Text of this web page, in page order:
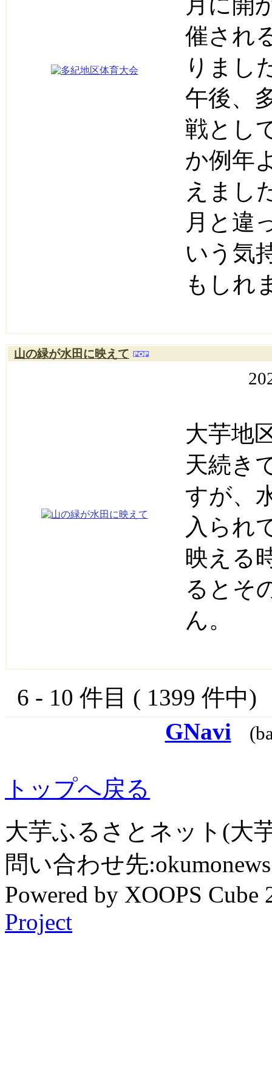
催され
りまし
午後、
戦とし
か例年
えまし
月と違
いう気
もしれ
山の緑が水田に映えて
大芋地
天続き
すが、
入られ
映える
るとそ
ん。
6 - 10 件目 ( 1399 件中
GNavi
トップへ戻る
大芋ふるさとネット(大
問い合わせ先
Powered by XOOPS
Project